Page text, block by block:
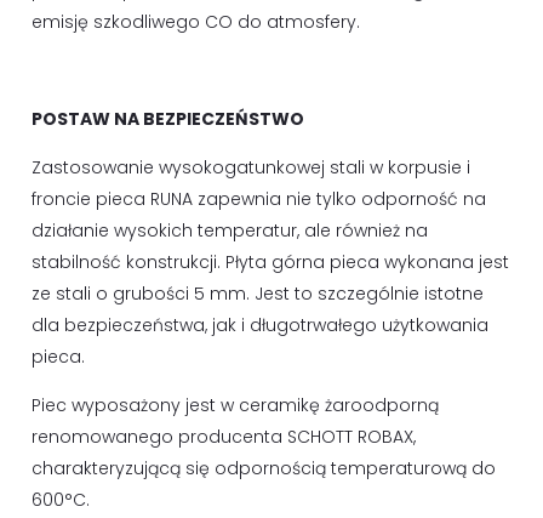
emisję szkodliwego CO do atmosfery.
POSTAW NA BEZPIECZEŃSTWO
Zastosowanie wysokogatunkowej stali w korpusie i
froncie pieca RUNA zapewnia nie tylko odporność na
działanie wysokich temperatur, ale również na
stabilność konstrukcji. Płyta górna pieca wykonana jest
ze stali o grubości 5 mm. Jest to szczególnie istotne
dla bezpieczeństwa, jak i długotrwałego użytkowania
pieca.
Piec wyposażony jest w ceramikę żaroodporną
renomowanego producenta SCHOTT ROBAX,
charakteryzującą się odpornością temperaturową do
600°C.